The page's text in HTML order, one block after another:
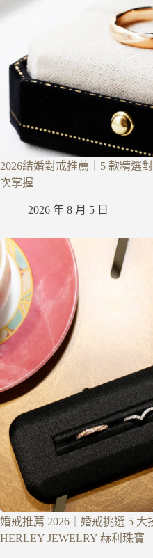
2026結婚對戒推薦｜5 款精選
次掌握
2026 年 8 月 5 日
婚戒推薦 2026｜婚戒挑選 5 大
HERLEY JEWELRY 赫利珠寶